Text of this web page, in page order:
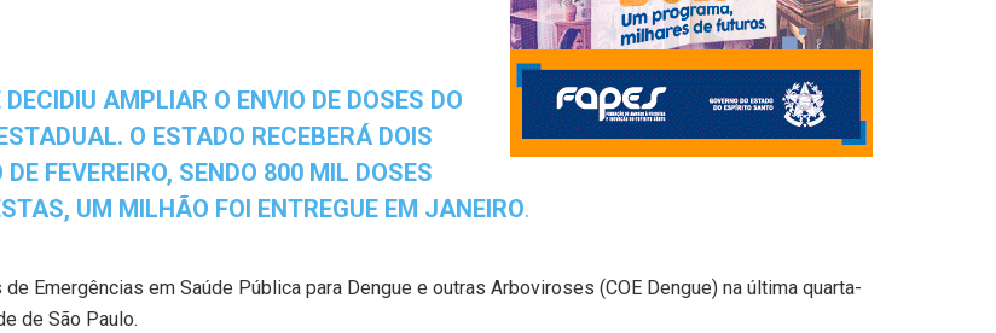
AMPLIAR O ENVIO DE DOSES DO
O ESTADO RECEBERÁ DOIS
FEVEREIRO, SENDO 800 MIL DOSES
UM MILHÃO FOI ENTREGUE EM JANEIRO.
Emergências em Saúde Pública para Dengue e outras Arboviroses (COE Dengue) na última quarta-
de São Paulo.